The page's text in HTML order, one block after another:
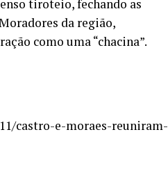
tiroteio, fechando as
da região,
como uma “chacina”.
castro-e-moraes-reuniram-